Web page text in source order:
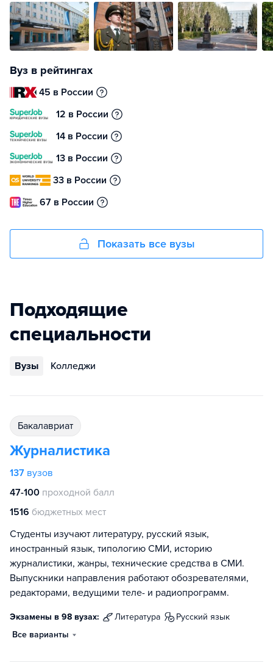
Вуз в рейтингах
45 в России
12 в России
14 в России
13 в России
33 в России
67 в России
Показать все вузы
Подходящие
специальности
Вузы Колледжи
бакалавриат
Журналистика
137 вузов
47-100 проходной балл
1516 бюджетных мест
Студенты изучают литературу, русский язык,
иностранный язык, типологию СМИ, историю
журналистики, жанры, технические средства в СМИ.
Выпускники направления работают обозревателями,
редакторами, ведущими теле- и радиопрограмм.
Экзамены в 98 вузах: литература
русский язык
Все варианты